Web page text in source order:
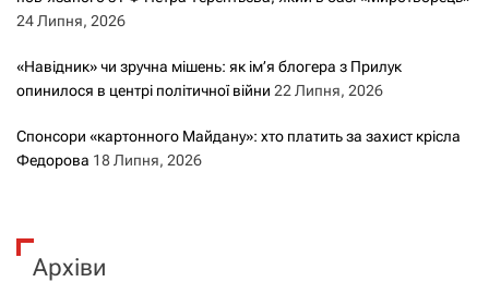
24 Липня, 2026
«Навідник» чи зручна мішень: як ім’я блогера з Прилук
опинилося в центрі політичної війни 22 Липня, 2026
Спонсори «картонного Майдану»: хто платить за захист крісла
Федорова 18 Липня, 2026
Архіви